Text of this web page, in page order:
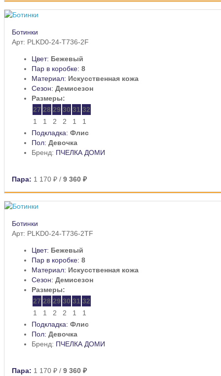
Ботинки
Арт: PLKD0-24-T736-2F
Цвет: Бежевый
Пар в коробке: 8
Материал: Искусственная кожа
Сезон: Демисезон
Размеры:
27 28 29 30 31 32
1
1 2 2 1
1
Подкладка: Флис
Пол: Девочка
Бренд: ПЧЕЛКА ДОМИ
Пара: 1 170 ₽ / 9 360 ₽
Ботинки
Арт: PLKD0-24-T736-2TF
Цвет: Бежевый
Пар в коробке: 8
Материал: Искусственная кожа
Сезон: Демисезон
Размеры:
27 28 29 30 31 32
1
1 2 2 1
1
Подкладка: Флис
Пол: Девочка
Бренд: ПЧЕЛКА ДОМИ
Пара: 1 170 ₽ / 9 360 ₽